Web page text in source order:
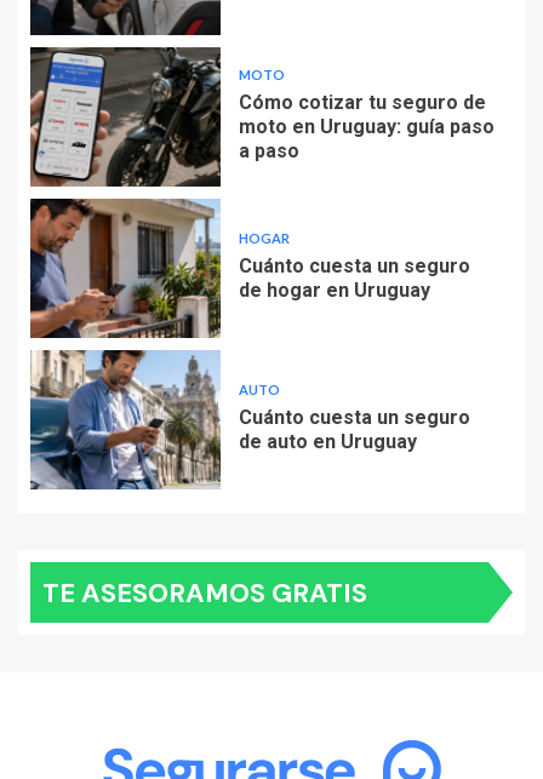
MOTO
Cómo cotizar tu seguro de
moto en Uruguay: guía paso
a paso
HOGAR
Cuánto cuesta un seguro
de hogar en Uruguay
AUTO
Cuánto cuesta un seguro
de auto en Uruguay
TE ASESORAMOS GRATIS